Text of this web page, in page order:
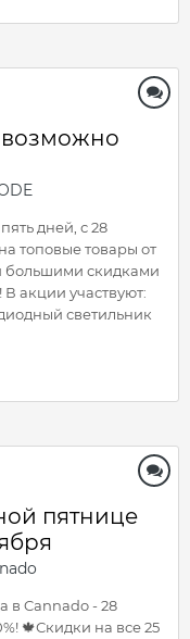
возможно
дней, с 28
топовые товары от
большими скидками
акции участвуют:
светильник
пятнице
в Cannado - 28
🍁Скидки на все 25